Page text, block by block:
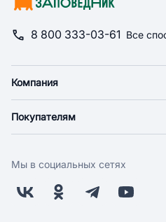
8 800 333-03-61 Все
Компания
Новости
Поставщикам
Заводчикам
Покупателям
Оплата
Бонусная программа
Мы в социальных сетях